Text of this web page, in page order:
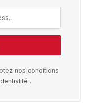
nos conditions
.